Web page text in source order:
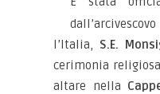
l’Italia, S.E.
cerimonia
altare nella